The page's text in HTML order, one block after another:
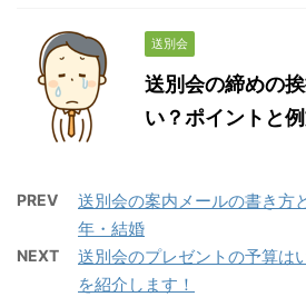
送別会
送別会の締めの
い？ポイントと
PREV
送別会の案内メールの書き方
年・結婚
NEXT
送別会のプレゼントの予算は
を紹介します！